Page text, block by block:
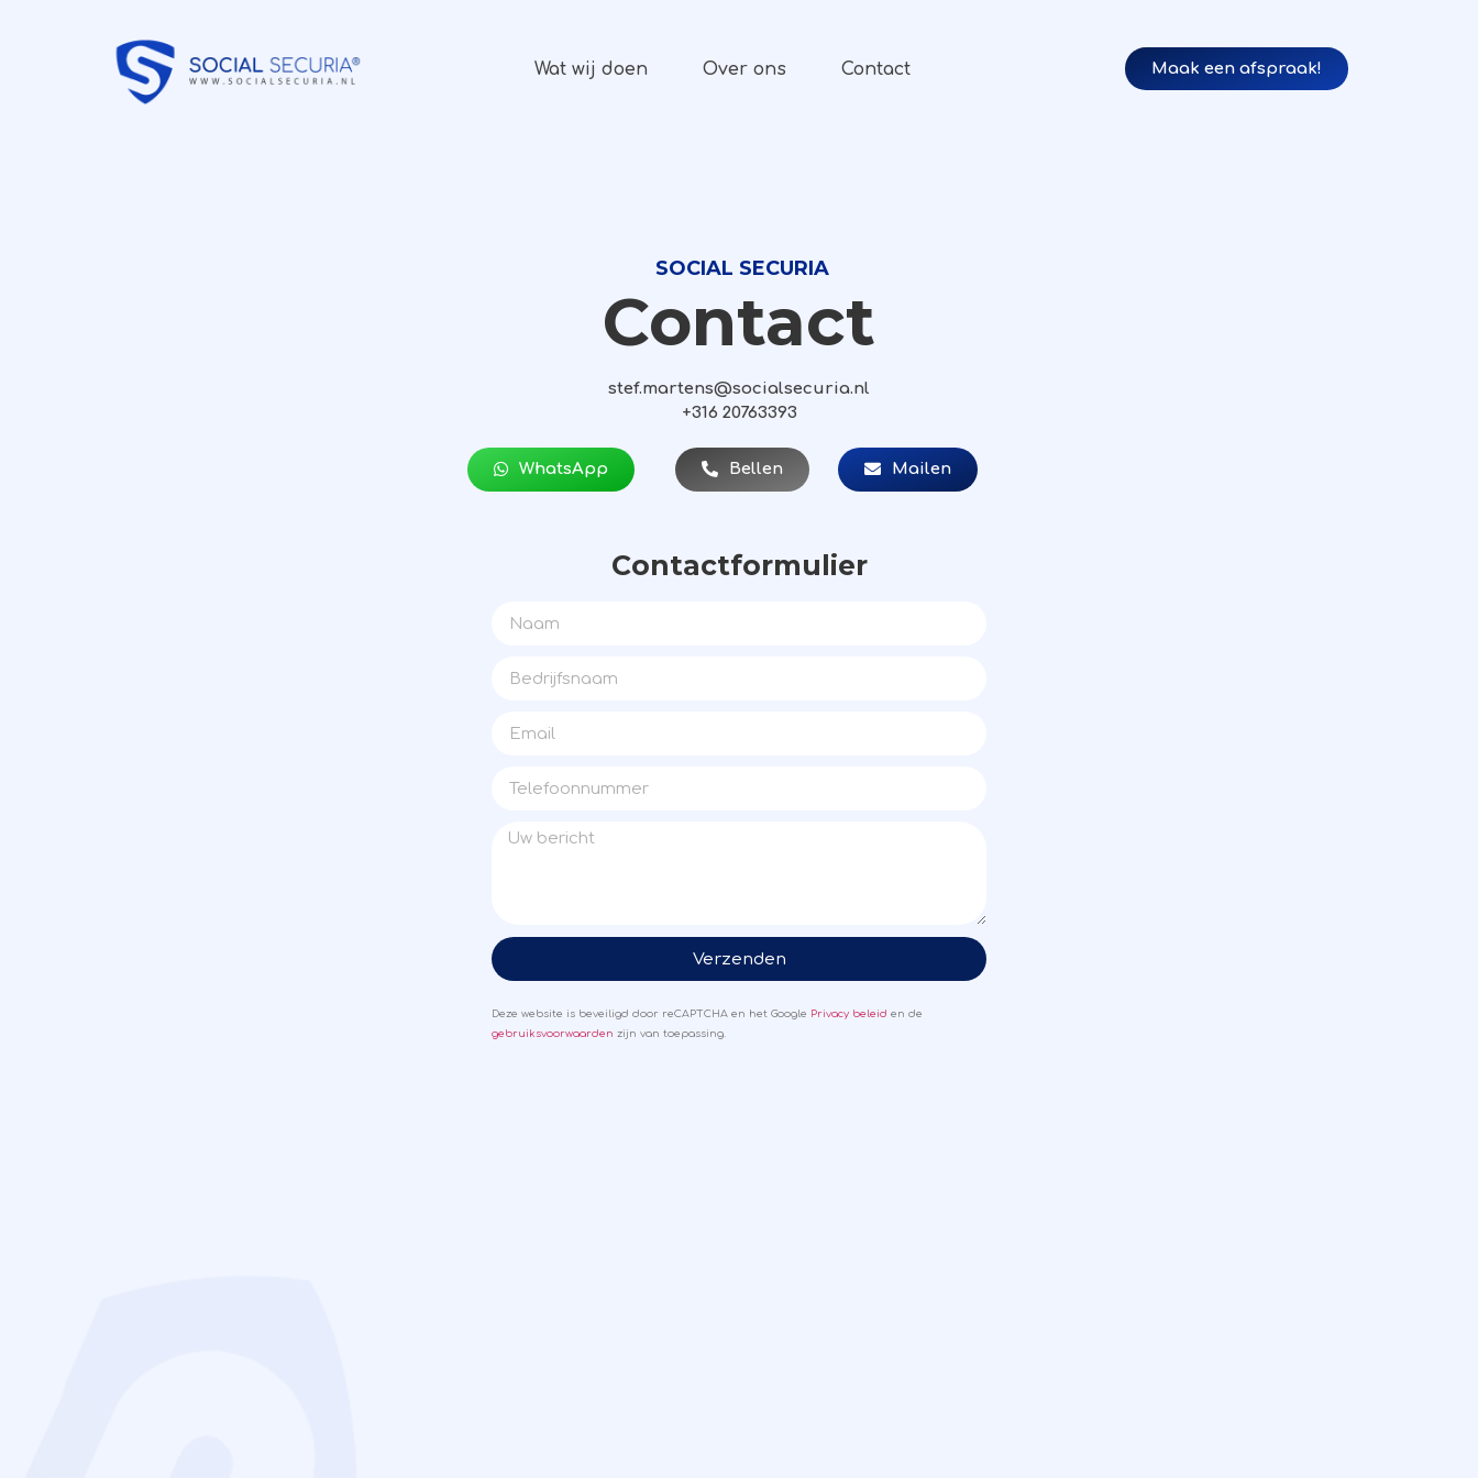
Wat wij doen Over ons Contact Maak een afspraak!
SOCIAL SECURIA
Contact
stef.martens@socialsecuria.nl
+316 20763393
WhatsApp Bellen Mailen
Contactformulier
Verzenden
Deze website is beveiligd door reCAPTCHA en het Google Privacy beleid en de
gebruiksvoorwaarden zijn van toepassing.